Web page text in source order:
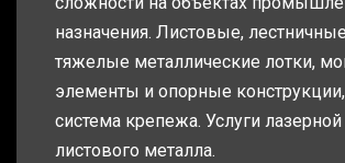
назначения. Листовые,
тяжелые металлические лотки,
элементы и опорные
система крепежа. Услуги
листового металла.